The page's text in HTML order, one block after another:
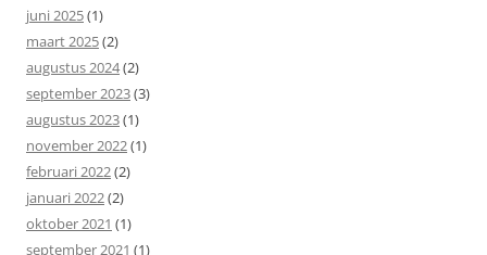
juni 2025(1)
maart 2025(2)
augustus 2024(2)
september 2023(3)
augustus 2023(1)
november 2022(1)
februari 2022(2)
januari 2022(2)
oktober 2021 (1)
september 2021 (1)